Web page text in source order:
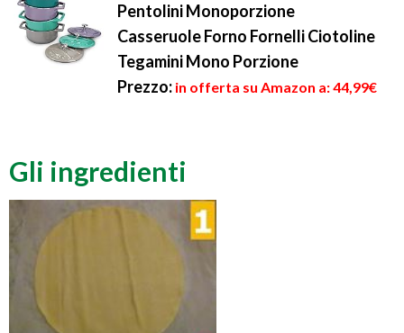
Pentolini Monoporzione
Casseruole Forno Fornelli Ciotoline
Tegamini Mono Porzione
Prezzo: in offerta su Amazon a: 44,99€
Gli ingredienti